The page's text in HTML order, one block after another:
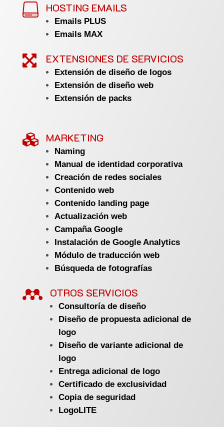
 HOSTING EMAILS
Emails PLUS
Emails MAX
 EXTENSIONES DE SERVICIOS
Extensión de diseño de logos
Extensión de diseño web
Extensión de packs
 MARKETING
Naming
Manual de identidad corporativa
Creación de redes sociales
Contenido web
Contenido landing page
Actualización web
Campaña Google
Instalación de Google Analytics
Módulo de traducción web
Búsqueda de fotografías
 OTROS SERVICIOS
Consultoría de diseño
Diseño de propuesta adicional de
logo
Diseño de variante adicional de
logo
Entrega adicional de logo
Certificado de exclusividad
Copia de seguridad
LogoLITE